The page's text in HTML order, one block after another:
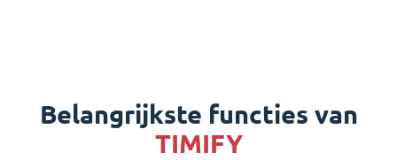
Belangrijkste functies van
TIMIFY